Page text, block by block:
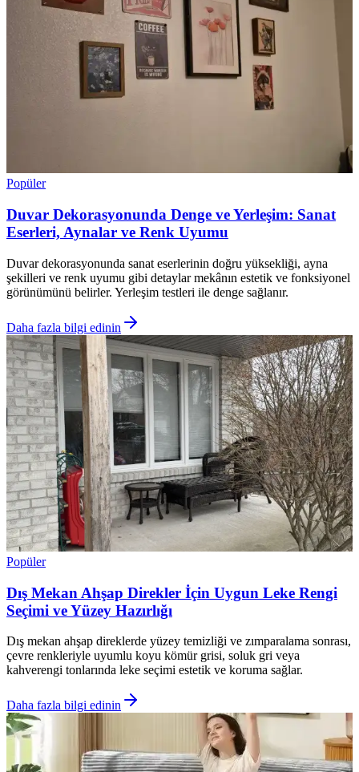
Popüler
Duvar Dekorasyonunda Denge ve Yerleşim: Sanat
Eserleri, Aynalar ve Renk Uyumu
Duvar dekorasyonunda sanat eserlerinin doğru yüksekliği, ayna
şekilleri ve renk uyumu gibi detaylar mekânın estetik ve fonksiyonel
görünümünü belirler. Yerleşim testleri ile denge sağlanır.
Daha fazla bilgi edinin
Popüler
Dış Mekan Ahşap Direkler İçin Uygun Leke Rengi
Seçimi ve Yüzey Hazırlığı
Dış mekan ahşap direklerde yüzey temizliği ve zımparalama sonrası,
çevre renkleriyle uyumlu koyu kömür grisi, soluk gri veya
kahverengi tonlarında leke seçimi estetik ve koruma sağlar.
Daha fazla bilgi edinin